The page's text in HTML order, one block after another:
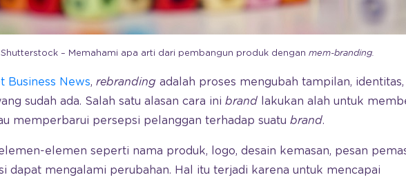
Shutterstock – Memahami apa arti dari pembangun produk dengan mem-branding.
Business News, rebranding adalah proses mengubah tampilan, identitas,
sudah ada. Salah satu alasan cara ini brand
lakukan alah untuk
memperbarui persepsi pelanggan terhadap suatu brand.
elemen seperti nama produk, logo, desain kemasan, pesan
dapat mengalami perubahan. Hal itu terjadi karena untuk mencapai